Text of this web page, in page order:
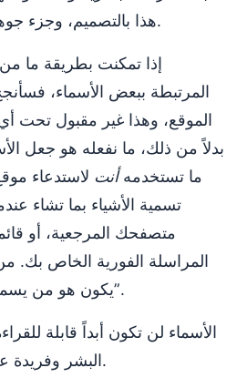
هذا بالتصميم، وجزء جوهري من حاجتنا للأمان.
إذا تمكنت بطريقة ما من
المرتبطة ببعض الأسماء،
الموقع، وهذا غير مقبول
بدلاً من ذلك، ما نفعله هو جعل
ما تستخدمهأنت لاستدعاء
تسمية الأشياء بما تشاء
متصفحك المرجعية، أو
المراسلة الفورية الخاص بك.
يكون هو من يسميه شخص آخر “سالي”.
الأسماء لن تكون أبداً قابلة
البشر وفريدة عالمياً في نفس الوقت.